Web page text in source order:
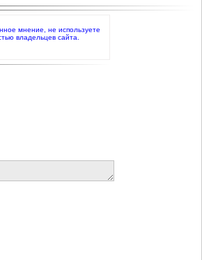
мнение, не используете
владельцев сайта.